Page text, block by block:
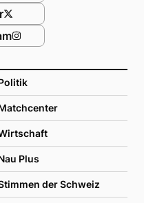
Plus
der Schweiz